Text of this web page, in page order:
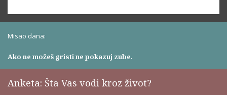
Misao dana:
Ako ne možeš gristi ne pokazuj zube.
Anketa: Šta Vas vodi kroz život?